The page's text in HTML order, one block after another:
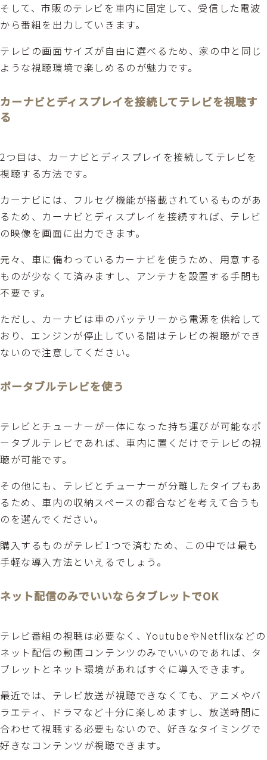
そして、市販のテレビを車内に固定して、受信した電波
から番組を出力していきます。
テレビの画面サイズが自由に選べるため、家の中と同じ
ような視聴環境で楽しめるのが魅力です。
カーナビとディスプレイを接続してテレビを視聴す
る
2つ目は、カーナビとディスプレイを接続してテレビを
視聴する方法です。
カーナビには、フルセグ機能が搭載されているものがあ
るため、カーナビとディスプレイを接続すれば、テレビ
の映像を画面に出力できます。
元々、車に備わっているカーナビを使うため、用意する
ものが少なくて済みますし、アンテナを設置する手間も
不要です。
ただし、カーナビは車のバッテリーから電源を供給して
おり、エンジンが停止している間はテレビの視聴ができ
ないので注意してください。
ポータブルテレビを使う
テレビとチューナーが一体になった持ち運びが可能なポ
ータブルテレビであれば、車内に置くだけでテレビの視
聴が可能です。
その他にも、テレビとチューナーが分離したタイプもあ
るため、車内の収納スペースの都合などを考えて合うも
のを選んでください。
購入するものがテレビ1つで済むため、この中では最も
手軽な導入方法といえるでしょう。
ネット配信のみでいいならタブレットでOK
テレビ番組の視聴は必要なく、YoutubeやNetflixなどの
ネット配信の動画コンテンツのみでいいのであれば、タ
ブレットとネット環境があればすぐに導入できます。
最近では、テレビ放送が視聴できなくても、アニメやバ
ラエティ、ドラマなど十分に楽しめますし、放送時間に
合わせて視聴する必要もないので、好きなタイミングで
好きなコンテンツが視聴できます。